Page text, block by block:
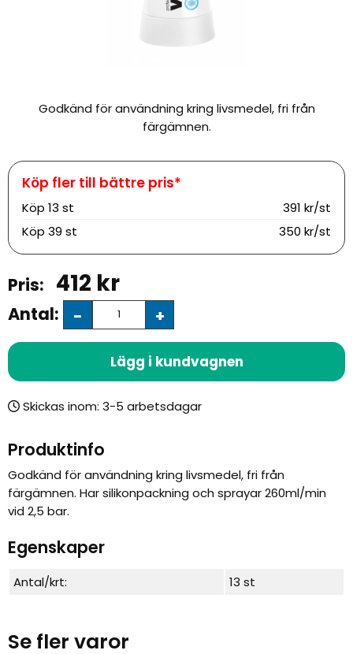
Godkänd för användning kring livsmedel, fri från
färgämnen.
Köp 13 st
391 kr/st
Köp 39 st 350 kr/st
412 kr
Antal: +
-
Lägg i kundvagnen
Skickas inom:
Produktinfo
Godkänd för användning kring livsmedel, fri från
färgämnen. Har silikonpackning och sprayar 260ml/min
vid 2,5 bar.
Egenskaper
Antal/krt: 13 st
Se fler varor